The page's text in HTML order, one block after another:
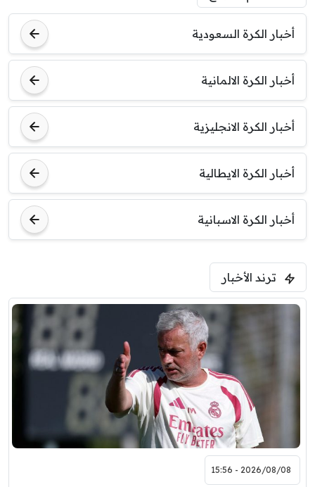
أخبار الكرة السعودية
أخبار الكرة الالمانية
أخبار الكرة الانجليزية
أخبار الكرة الايطالية
أخبار الكرة الاسبانية
ترند الأخبار
2026/08/08 - 15:56